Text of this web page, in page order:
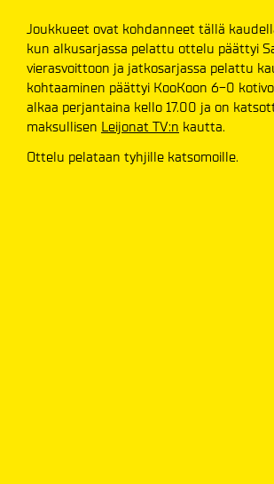
Joukkueet ovat kohdanneet tällä
kun alkusarjassa pelattu ottelu päättyi
vierasvoittoon ja jatkosarjassa pelattu
kohtaaminen päättyi KooKoon 6-0
alkaa perjantaina kello 17.00 ja on
maksullisen Leijonat TV:n kautta.
Ottelu pelataan tyhjille katsomoille.